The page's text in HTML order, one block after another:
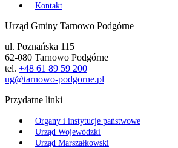
Kontakt
Urząd Gminy Tarnowo Podgórne
ul. Poznańska 115
62-080 Tarnowo Podgórne
tel. +48 61 89 59 200
ug@tarnowo-podgorne.pl
Przydatne linki
Organy i instytucje państwowe
Urząd Wojewódzki
Urząd Marszałkowski